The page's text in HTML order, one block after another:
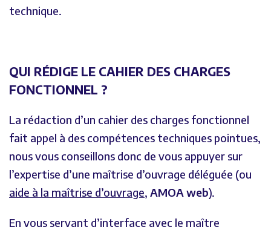
technique.
QUI RÉDIGE LE CAHIER DES CHARGES
FONCTIONNEL ?
La rédaction d’un cahier des charges fonctionnel
fait appel à des compétences techniques pointues,
nous vous conseillons donc de vous appuyer sur
l’expertise d’une maîtrise d’ouvrage déléguée (ou
aide à la maîtrise d’ouvrage, AMOA web).
En vous servant d’interface avec le maître